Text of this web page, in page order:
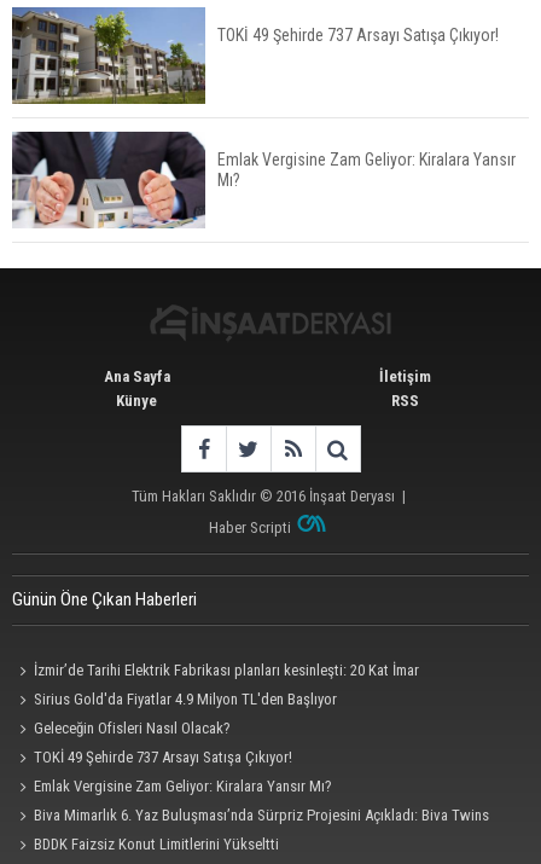
ABD'de Konut Kredisi Faizi Son Bir Yılın En
Yüksek Seviyesinde
TOKİ 51 İlde 540 Konut ve İş Yerini Satışa
Sunuyor
TOKİ 49 Şehirde 737 Arsayı Satışa Çıkıyor!
Emlak Vergisine Zam Geliyor: Kiralara Yansır
Mı?
Ana Sayfa
Künye
İletişim
RSS
Tüm Hakları Saklıdır © 2016 İnşaat Deryası |
Haber Scripti
Günün Öne Çıkan Haberleri
İzmir’de Tarihi Elektrik Fabrikası planları kesinleşti: 20 Kat İmar
Sirius Gold'da Fiyatlar 4.9 Milyon TL'den Başlıyor
Geleceğin Ofisleri Nasıl Olacak?
TOKİ 49 Şehirde 737 Arsayı Satışa Çıkıyor!
Emlak Vergisine Zam Geliyor: Kiralara Yansır Mı?
Biva Mimarlık 6. Yaz Buluşması’nda Sürpriz Projesini Açıkladı: Biva Twins
BDDK Faizsiz Konut Limitlerini Yükseltti